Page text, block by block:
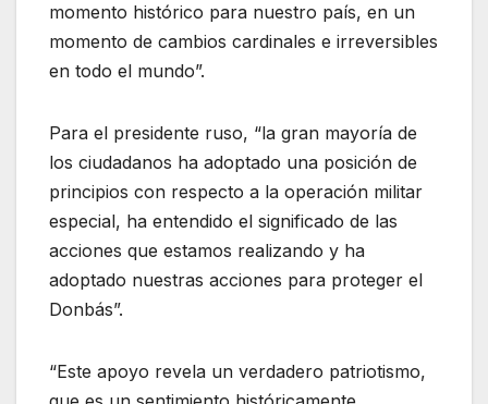
momento histórico para nuestro país, en un
momento de cambios cardinales e irreversibles
en todo el mundo”.
Para el presidente ruso, “la gran mayoría de
los ciudadanos ha adoptado una posición de
principios con respecto a la operación militar
especial, ha entendido el significado de las
acciones que estamos realizando y ha
adoptado nuestras acciones para proteger el
Donbás”.
“Este apoyo revela un verdadero patriotismo,